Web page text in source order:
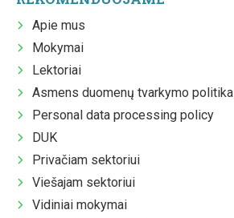
Apie mus
Mokymai
Lektoriai
Asmens duomenų tvarkymo politika
Personal data processing policy
DUK
Privačiam sektoriui
Viešajam sektoriui
Vidiniai mokymai